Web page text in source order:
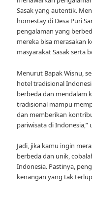
Sasak yang autentik.
homestay di Desa Puri
pengalaman yang
mereka bisa merasakan
masyarakat Sasak serta
Menurut Bapak Wisnu,
hotel tradisional
berbeda dan mendalam
tradisional mampu
dan memberikan
pariwisata di Indonesia,”
Jadi, jika kamu ingin
berbeda dan unik,
Indonesia. Pastinya,
kenangan yang tak